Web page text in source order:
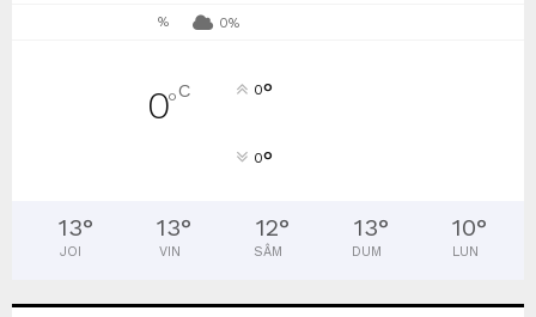
% 0%
0°C 0°
0°
13°
JOI
13°
VIN
12°
SÂM
13°
DUM
10°
LUN